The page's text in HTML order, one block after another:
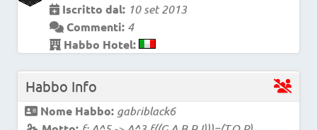
Iscritto dal: 10 set 2013
Commenti: 4
Habbo Hotel:
Habbo Info
Nome Habbo: gabriblack6